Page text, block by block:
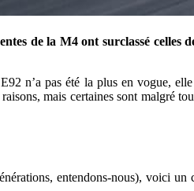
de la M4 ont surclassé
n’a pas été la plus en vogue,
mais certaines sont malgré
entendons-nous), voici